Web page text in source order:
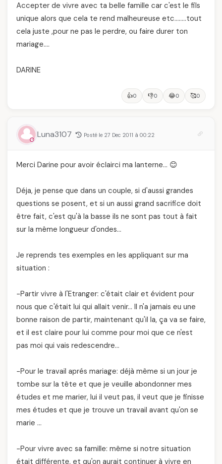
Accepter de vivre avec ta belle famille car c'est le fils
unique alors que cela te rend malheureuse etc……..tout
cela juste ,pour ne pas le perdre, ou faire durer ton
mariage….
DARINE
👍0 👎0 😂0 🥰0
Luna3107 Posté le 27 Dec 2011 à 00:22
Merci Darine pour avoir éclairci ma lanterne… 😊
Déja, je pense que dans un couple, si d'aussi grandes
questions se posent, et si un aussi grand sacrifice doit
être fait, c'est qu'à la basse ils ne sont pas tout à fait
sur la même longueur d'ondes…
Je reprends tes exemples en les appliquant sur ma
situation :
-Partir vivre à l'Etranger: c'était clair et évident pour
nous que c'était lui qui allait venir… Il n'a jamais eu une
bonne raison de partir, maintenant qu'il la, ça va se faire,
et il est claire pour lui comme pour moi que ce n'est
pas moi qui vais redescendre…
-Pour le travail aprés mariage: déjà même si un jour je
tombe sur la tête et que je veuille abondonner mes
études et me marier, lui il veut pas, il veut que je finisse
mes études et que je trouve un travail avant qu'on se
marie …
-Pour vivre avec sa famille: même si notre situation
était différente, et qu'on aurait continuer à vivre en